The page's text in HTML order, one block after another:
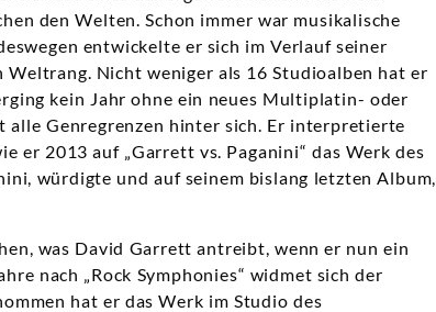
den Welten. Schon immer war musikalische
entwickelte er sich im Verlauf seiner
Weltrang. Nicht weniger als 16 Studioalben hat er
kein Jahr ohne ein neues Multiplatin- oder
Genregrenzen hinter sich. Er interpretierte
er 2013 auf „Garrett vs. Paganini“ das Werk des
würdigte und auf seinem bislang letzten Album,
was David Garrett antreibt, wenn er nun ein
nach „Rock Symphonies“ widmet sich der
hat er das Werk im Studio des